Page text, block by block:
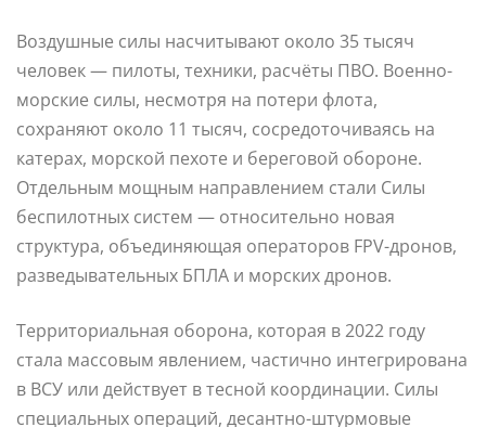
Воздушные силы насчитывают около 35 тысяч
человек — пилоты, техники, расчёты ПВО. Военно-
морские силы, несмотря на потери флота,
сохраняют около 11 тысяч, сосредоточиваясь на
катерах, морской пехоте и береговой обороне.
Отдельным мощным направлением стали Силы
беспилотных систем — относительно новая
структура, объединяющая операторов FPV-дронов,
разведывательных БПЛА и морских дронов.
Территориальная оборона, которая в 2022 году
стала массовым явлением, частично интегрирована
в ВСУ или действует в тесной координации. Силы
специальных операций, десантно-штурмовые